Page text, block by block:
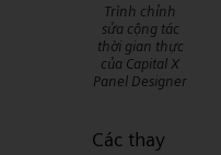
Trình chỉnh
sửa cộng tác
thời gian thực
của Capital X
Panel Designer
Các thay